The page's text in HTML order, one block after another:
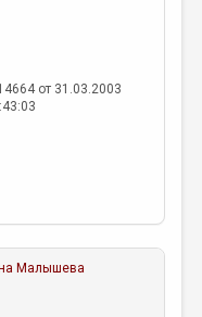
от 31.03.2003
Малышева